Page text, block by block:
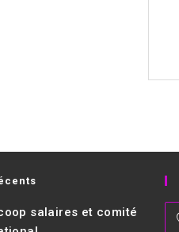
salaires et comité